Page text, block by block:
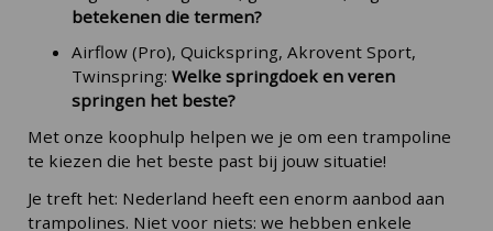
betekenen die termen?
Airflow (Pro), Quickspring, Akrovent Sport,
Twinspring: Welke springdoek en veren
springen het beste?
Met onze koophulp helpen we je om een trampoline
te kiezen die het beste past bij jouw situatie!
Je treft het: Nederland heeft een enorm aanbod aan
trampolines. Niet voor niets: we hebben enkele